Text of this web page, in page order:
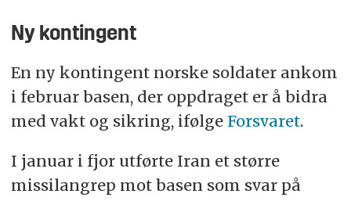
Ny kontingent
En ny kontingent norske soldater ankom
i februar basen, der oppdraget er å bidra
med vakt og sikring, ifølge Forsvaret.
I januar i fjor utførte Iran et større
missilangrep mot basen som svar på